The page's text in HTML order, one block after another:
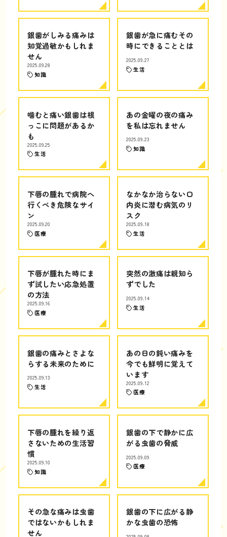
銀歯がしみる痛みは
知覚過敏かもしれま
せん
2025.09.28
知識
銀歯が急に痛むその
時にできることとは
2025.09.27
生活
噛むと痛い銀歯は根
っこに問題があるか
も
2025.09.25
生活
あの金曜の夜の痛み
を私は忘れません
2025.09.23
知識
下唇の腫れで病院へ
行くべき危険なサイ
ン
2025.09.20
医療
なかなか治らない口
内炎に潜む病気のリ
スク
2025.09.18
生活
下唇が腫れた時にま
ず試したい応急処置
の方法
2025.09.16
医療
突然の激痛は親知ら
ずでした
2025.09.14
生活
銀歯の痛みとさよな
らする未来のために
2025.09.13
生活
あの日の鈍い痛みを
今でも鮮明に覚えて
います
2025.09.12
医療
下唇の腫れを繰り返
さないための生活習
慣
2025.09.10
知識
銀歯の下で静かに広
がる虫歯の脅威
2025.09.09
医療
その急な痛みは虫歯
ではないかもしれま
せん
銀歯の下に広がる静
かな虫歯の恐怖